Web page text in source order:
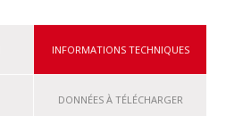
INFORMATIONS TECHNIQUES
DONNÉES À TÉLÉCHARGER